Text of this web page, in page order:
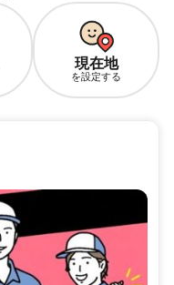
現在地
を設定する